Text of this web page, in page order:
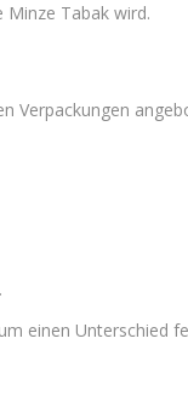
Tabak wird.
Verpackungen
einen Unterschied